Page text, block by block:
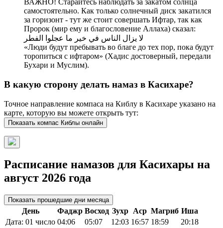
ВАЖНО! Старайтесь наблюдать за закатом солнца
самостоятельно. Как только солнечный диск закатился
за горизонт - тут же стоит совершать Ифтар, так как
Пророк (мир ему и благословение Аллаха) сказал:
لا يزال الناس في خير ما عجلوا الفطر
«Люди будут пребывать во благе до тех пор, пока будут
торопиться с ифтаром» (Хадис достоверный, передали
Бухари и Муслим).
В какую сторону делать намаз в Касихаре?
Точное направление компаса на Киблу в Касихаре указано на
карте, которую вы можете открыть тут:
Показать компас Киблы онлайн
Расписание намазов для Касихары на
август 2026 года
Показать прошедшие дни месяца
День Фаджр Восход Зухр Аср Магриб Иша
Дата: 01 число 04:06 05:07 12:03 16:57 18:59 20:18